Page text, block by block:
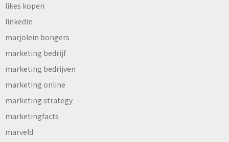
likes kopen
linkedin
marjolein bongers
marketing bedrijf
marketing bedrijven
marketing online
marketing strategy
marketingfacts
marveld